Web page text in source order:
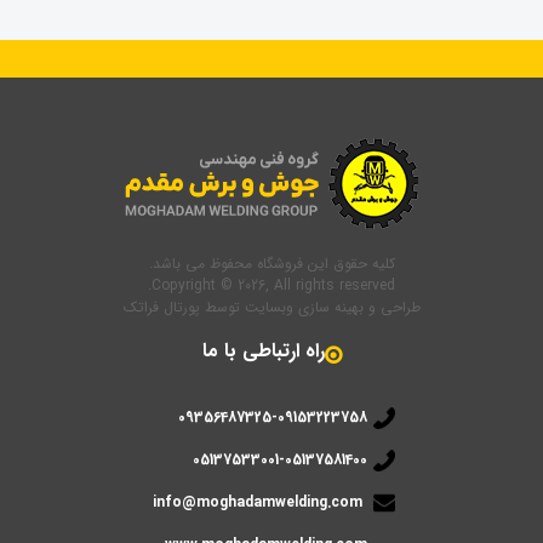
کلیه حقوق این فروشگاه محفوظ می باشد.
Copyright © 2026, All rights reserved.
طراحی و بهینه سازی وبسایت توسط پورتال فراتک
راه ارتباطی با ما
09356487325-09153223758
05137533001-05137581400
info@moghadamwelding.com